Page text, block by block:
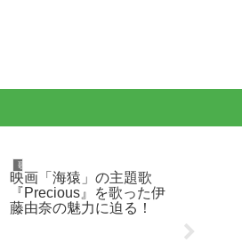
歌ってみた
映画「海猿」の主題歌
『Precious』を歌った伊
藤由奈の魅力に迫る！
いてい